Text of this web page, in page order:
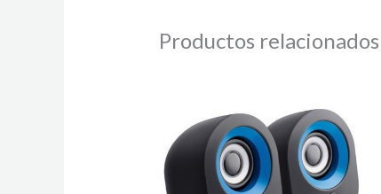
Productos relacionados